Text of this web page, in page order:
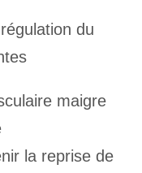
du
maigre
la reprise de